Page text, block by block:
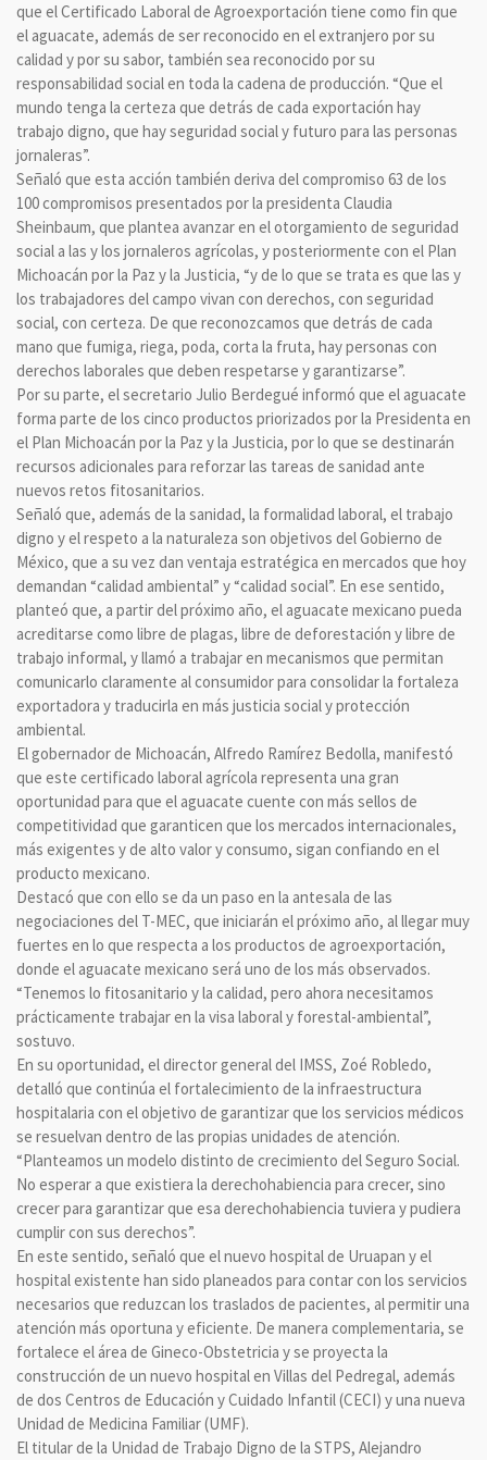
que el Certificado Laboral de Agroexportación tiene como fin que
el aguacate, además de ser reconocido en el extranjero por su
calidad y por su sabor, también sea reconocido por su
responsabilidad social en toda la cadena de producción. “Que el
mundo tenga la certeza que detrás de cada exportación hay
trabajo digno, que hay seguridad social y futuro para las personas
jornaleras”.
Señaló que esta acción también deriva del compromiso 63 de los
100 compromisos presentados por la presidenta Claudia
Sheinbaum, que plantea avanzar en el otorgamiento de seguridad
social a las y los jornaleros agrícolas, y posteriormente con el Plan
Michoacán por la Paz y la Justicia, “y de lo que se trata es que las y
los trabajadores del campo vivan con derechos, con seguridad
social, con certeza. De que reconozcamos que detrás de cada
mano que fumiga, riega, poda, corta la fruta, hay personas con
derechos laborales que deben respetarse y garantizarse”.
Por su parte, el secretario Julio Berdegué informó que el aguacate
forma parte de los cinco productos priorizados por la Presidenta en
el Plan Michoacán por la Paz y la Justicia, por lo que se destinarán
recursos adicionales para reforzar las tareas de sanidad ante
nuevos retos fitosanitarios.
Señaló que, además de la sanidad, la formalidad laboral, el trabajo
digno y el respeto a la naturaleza son objetivos del Gobierno de
México, que a su vez dan ventaja estratégica en mercados que hoy
demandan “calidad ambiental” y “calidad social”. En ese sentido,
planteó que, a partir del próximo año, el aguacate mexicano pueda
acreditarse como libre de plagas, libre de deforestación y libre de
trabajo informal, y llamó a trabajar en mecanismos que permitan
comunicarlo claramente al consumidor para consolidar la fortaleza
exportadora y traducirla en más justicia social y protección
ambiental.
El gobernador de Michoacán, Alfredo Ramírez Bedolla, manifestó
que este certificado laboral agrícola representa una gran
oportunidad para que el aguacate cuente con más sellos de
competitividad que garanticen que los mercados internacionales,
más exigentes y de alto valor y consumo, sigan confiando en el
producto mexicano.
Destacó que con ello se da un paso en la antesala de las
negociaciones del T-MEC, que iniciarán el próximo año, al llegar muy
fuertes en lo que respecta a los productos de agroexportación,
donde el aguacate mexicano será uno de los más observados.
“Tenemos lo fitosanitario y la calidad, pero ahora necesitamos
prácticamente trabajar en la visa laboral y forestal-ambiental”,
sostuvo.
En su oportunidad, el director general del IMSS, Zoé Robledo,
detalló que continúa el fortalecimiento de la infraestructura
hospitalaria con el objetivo de garantizar que los servicios médicos
se resuelvan dentro de las propias unidades de atención.
“Planteamos un modelo distinto de crecimiento del Seguro Social.
No esperar a que existiera la derechohabiencia para crecer, sino
crecer para garantizar que esa derechohabiencia tuviera y pudiera
cumplir con sus derechos”.
En este sentido, señaló que el nuevo hospital de Uruapan y el
hospital existente han sido planeados para contar con los servicios
necesarios que reduzcan los traslados de pacientes, al permitir una
atención más oportuna y eficiente. De manera complementaria, se
fortalece el área de Gineco-Obstetricia y se proyecta la
construcción de un nuevo hospital en Villas del Pedregal, además
de dos Centros de Educación y Cuidado Infantil (CECI) y una nueva
Unidad de Medicina Familiar (UMF).
El titular de la Unidad de Trabajo Digno de la STPS, Alejandro